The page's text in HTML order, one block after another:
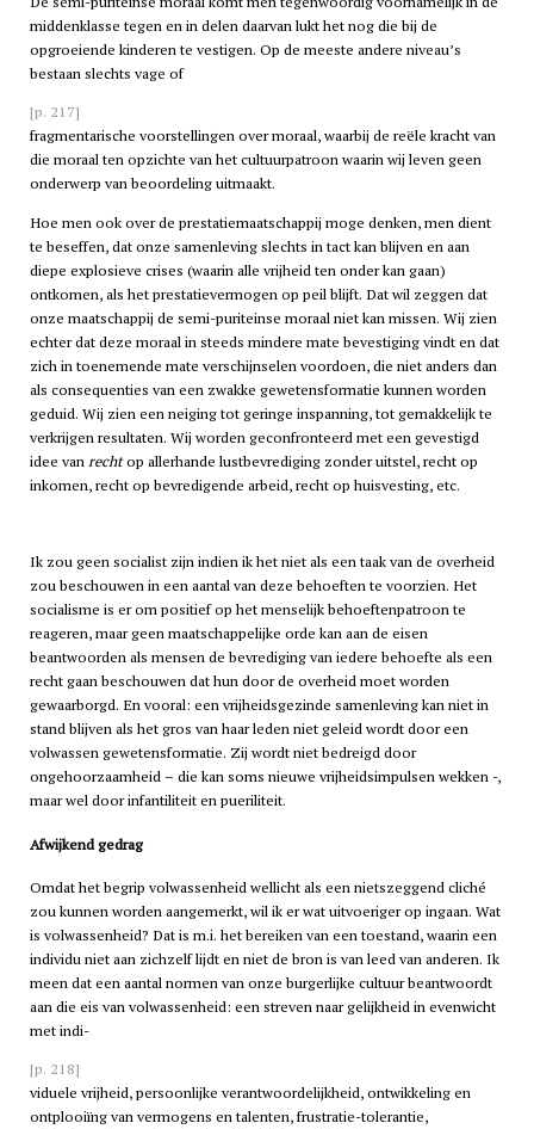
middenklasse tegen en in delen daarvan lukt het nog die bij de
opgroeiende kinderen te vestigen. Op de meeste andere niveau’s
bestaan slechts vage of
[p. 217]
fragmentarische voorstellingen over moraal, waarbij de reële kracht van
die moraal ten opzichte van het cultuurpatroon waarin wij leven geen
onderwerp van beoordeling uitmaakt.
Hoe men ook over de prestatiemaatschappij moge denken, men dient
te beseffen, dat onze samenleving slechts in tact kan blijven en aan
diepe explosieve crises (waarin alle vrijheid ten onder kan gaan)
ontkomen, als het prestatievermogen op peil blijft. Dat wil zeggen dat
onze maatschappij de semi-puriteinse moraal niet kan missen. Wij zien
echter dat deze moraal in steeds mindere mate bevestiging vindt en dat
zich in toenemende mate verschijnselen voordoen, die niet anders dan
als consequenties van een zwakke gewetensformatie kunnen worden
geduid. Wij zien een neiging tot geringe inspanning, tot gemakkelijk te
verkrijgen resultaten. Wij worden geconfronteerd met een gevestigd
idee vanrechtop allerhande lustbevrediging zonder uitstel, recht op
inkomen, recht op bevredigende arbeid, recht op huisvesting, etc.
Ik zou geen socialist zijn indien ik het niet als een taak van de overheid
zou beschouwen in een aantal van deze behoeften te voorzien. Het
socialisme is er om positief op het menselijk behoeftenpatroon te
reageren, maar geen maatschappelijke orde kan aan de eisen
beantwoorden als mensen de bevrediging van iedere behoefte als een
recht gaan beschouwen dat hun door de overheid moet worden
gewaarborgd. En vooral: een vrijheidsgezinde samenleving kan niet in
stand blijven als het gros van haar leden niet geleid wordt door een
volwassen gewetensformatie. Zij wordt niet bedreigd door
ongehoorzaamheid – die kan soms nieuwe vrijheidsimpulsen wekken -,
maar wel door infantiliteit en pueriliteit.
Afwijkend gedrag
Omdat het begrip volwassenheid wellicht als een nietszeggend cliché
zou kunnen worden aangemerkt, wil ik er wat uitvoeriger op ingaan. Wat
is volwassenheid? Dat is m.i. het bereiken van een toestand, waarin een
individu niet aan zichzelf lijdt en niet de bron is van leed van anderen. Ik
meen dat een aantal normen van onze burgerlijke cultuur beantwoordt
aan die eis van volwassenheid: een streven naar gelijkheid in evenwicht
met indi-
[p. 218]
viduele vrijheid, persoonlijke verantwoordelijkheid, ontwikkeling en
ontplooiïng van vermogens en talenten, frustratie-tolerantie,